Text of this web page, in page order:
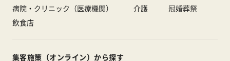
病院・クリニック（医療機関）
介護
冠婚葬祭
飲食店
集客施策（オンライン）から探す